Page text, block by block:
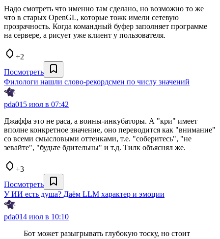
Надо смотреть что именно там сделано, но возможно то же
что в старых OpenGL, которые тожк имели сетевую
прозрачность. Когда командный буфер заполняет программе
на сервере, а рисует уже клиент у пользователя.
+2
Посмотреть
Филологи нашли слово-рекордсмен по числу значений
pda015 июл в 07:42
Джаффа это не раса, а воины-инкубаторы. А "кри" имеет
вполне конкретное значение, оно переводится как "внимание"
со всеми смысловыми оттенками, т.е. "соберитесь", "не
зевайте", "будьте бдительны" и т.д. Тилк объяснял же.
+3
Посмотреть
У ИИ есть душа? Даём LLM характер и эмоции
pda014 июл в 10:10
Бот может разыгрывать глубокую тоску, но стоит